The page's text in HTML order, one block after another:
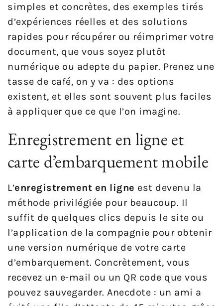
simples et concrètes, des exemples tirés
d’expériences réelles et des solutions
rapides pour récupérer ou réimprimer votre
document, que vous soyez plutôt
numérique ou adepte du papier. Prenez une
tasse de café, on y va : des options
existent, et elles sont souvent plus faciles
à appliquer que ce que l’on imagine.
Enregistrement en ligne et
carte d’embarquement mobile
L’enregistrement en ligne est devenu la
méthode privilégiée pour beaucoup. Il
suffit de quelques clics depuis le site ou
l’application de la compagnie pour obtenir
une version numérique de votre carte
d’embarquement. Concrètement, vous
recevez un e-mail ou un QR code que vous
pouvez sauvegarder. Anecdote : un ami a